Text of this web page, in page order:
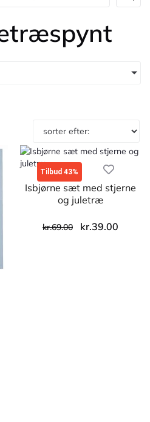
Tilbud 43%
Isbjørne sæt med stjerne
og juletræ
kr.69.00 kr.39.00